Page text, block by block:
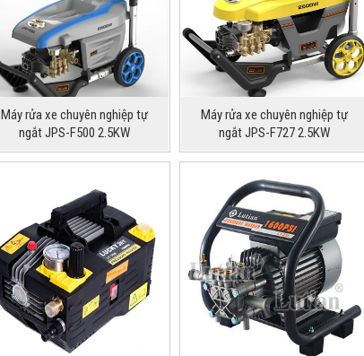
Máy rửa xe chuyên nghiệp tự
ngắt JPS-F500 2.5KW
Máy rửa xe chuyên nghiệp tự
ngắt JPS-F727 2.5KW